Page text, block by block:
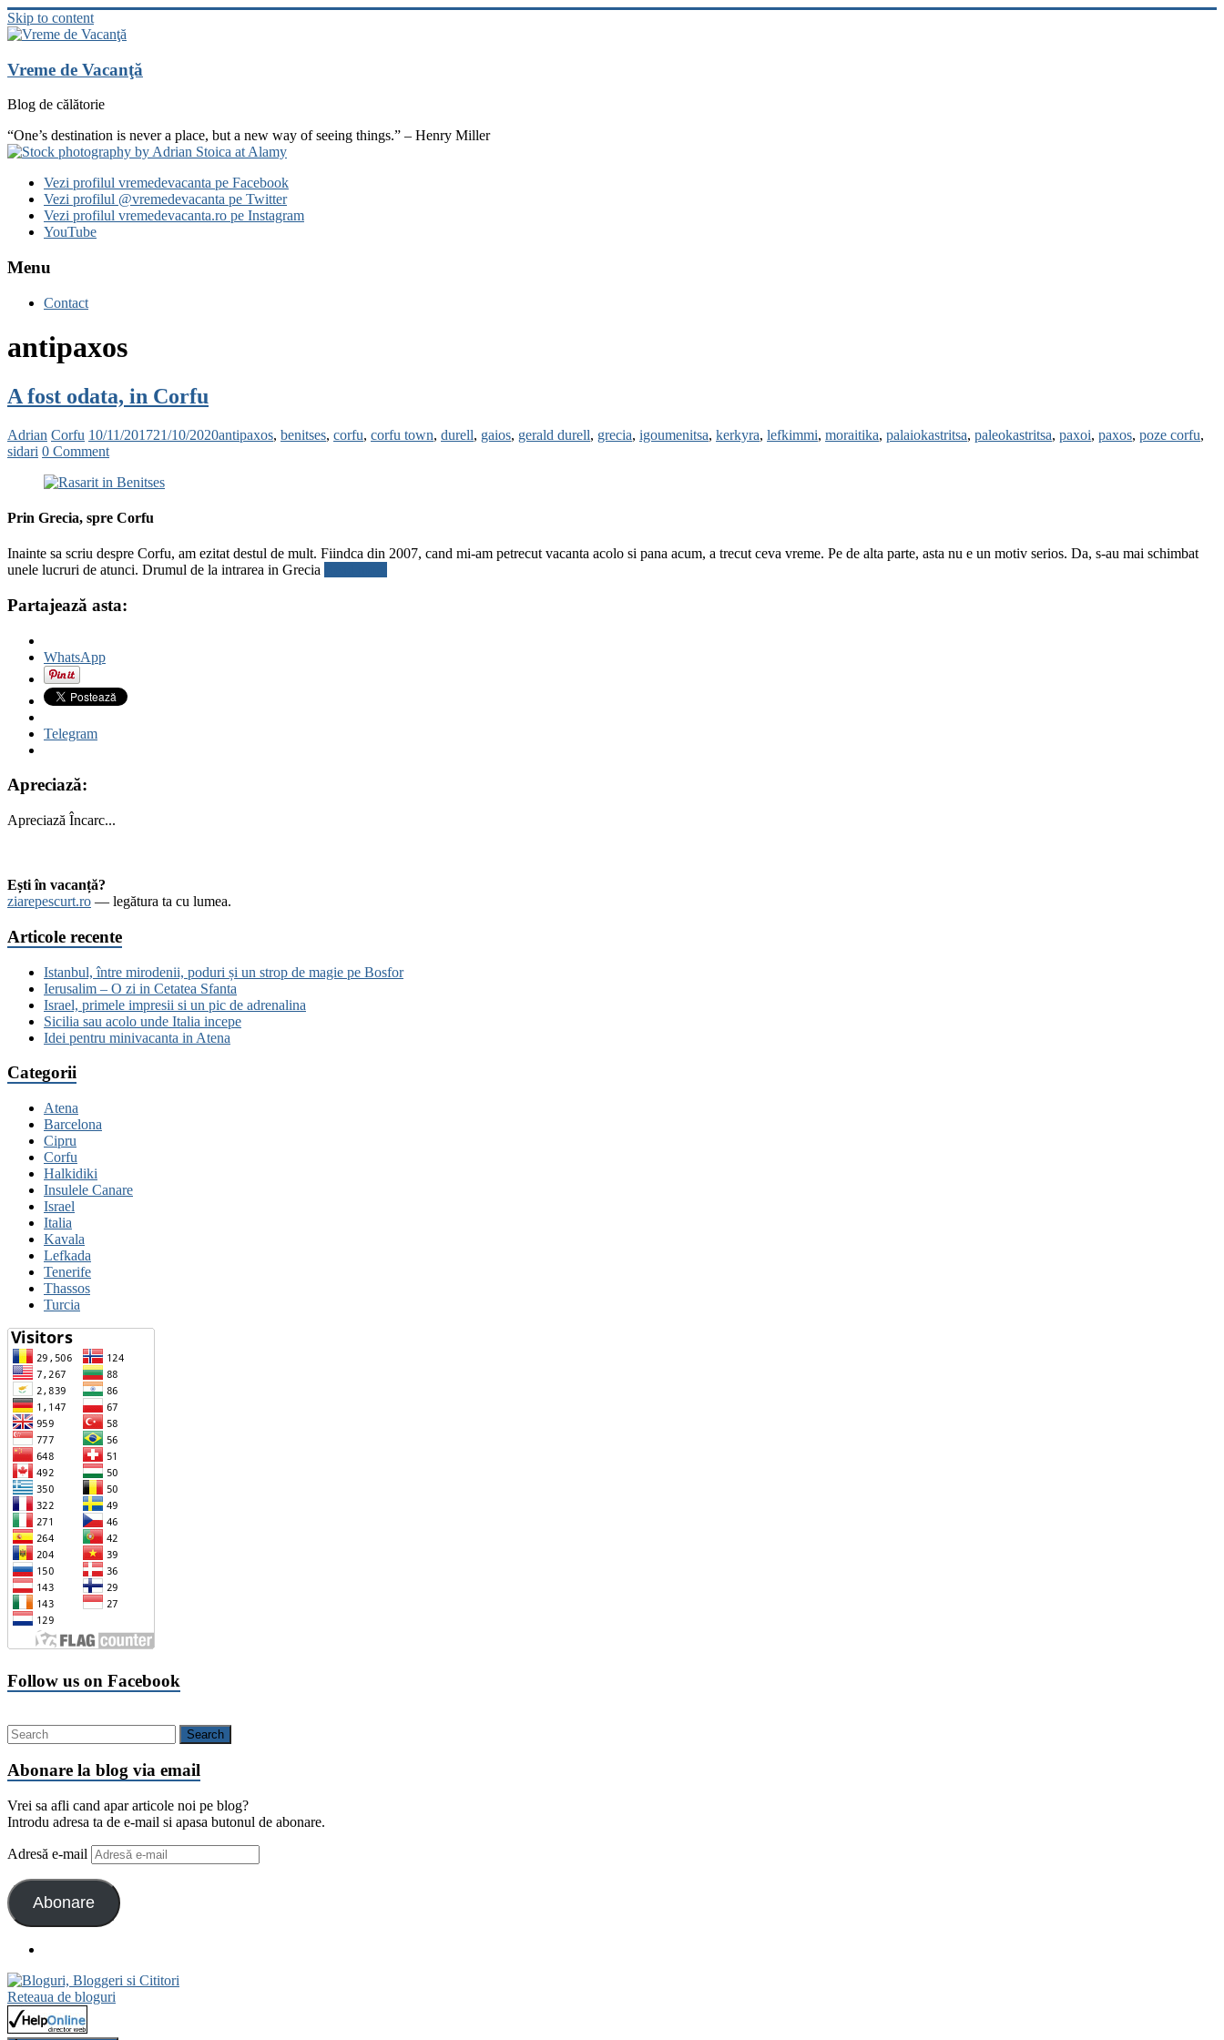
Skip to content
Vreme de Vacanţă
Blog de călătorie
“One’s destination is never a place, but a new way of seeing things.” – Henry Miller
Vezi profilul vremedevacanta pe Facebook
Vezi profilul @vremedevacanta pe Twitter
Vezi profilul vremedevacanta.ro pe Instagram
YouTube
Menu
Contact
antipaxos
A fost odata, in Corfu
Adrian Corfu 10/11/201721/10/2020antipaxos, benitses, corfu, corfu town, durell, gaios, gerald durell, grecia, igoumenitsa, kerkyra, lefkimmi, moraitika, palaiokastritsa, paleokastritsa, paxoi, paxos, poze corfu,
sidari 0 Comment
Prin Grecia, spre Corfu
Inainte sa scriu despre Corfu, am ezitat destul de mult. Fiindca din 2007, cand mi-am petrecut vacanta acolo si pana acum, a trecut ceva vreme. Pe de alta parte, asta nu e un motiv serios. Da, s-au mai schimbat
unele lucruri de atunci. Drumul de la intrarea in Grecia
Partajează asta:
WhatsApp
Telegram
Apreciază:
Apreciază Încarc...
Ești în vacanță?
ziarepescurt.ro — legătura ta cu lumea.
Articole recente
Istanbul, între mirodenii, poduri și un strop de magie pe Bosfor
Ierusalim – O zi in Cetatea Sfanta
Israel, primele impresii si un pic de adrenalina
Sicilia sau acolo unde Italia incepe
Idei pentru minivacanta in Atena
Categorii
Atena
Barcelona
Cipru
Corfu
Halkidiki
Insulele Canare
Israel
Italia
Kavala
Lefkada
Tenerife
Thassos
Turcia
Follow us on Facebook
Abonare la blog via email
Vrei sa afli cand apar articole noi pe blog?
Introdu adresa ta de e-mail si apasa butonul de abonare.
Adresă e-mail
Abonare
Reteaua de bloguri